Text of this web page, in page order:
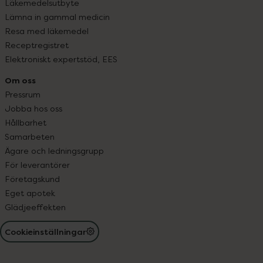
Läkemedelsutbyte
Lämna in gammal medicin
Resa med läkemedel
Receptregistret
Elektroniskt expertstöd, EES
Om oss
Pressrum
Jobba hos oss
Hållbarhet
Samarbeten
Ägare och ledningsgrupp
För leverantörer
Företagskund
Eget apotek
Glädjeeffekten
Cookieinställningar